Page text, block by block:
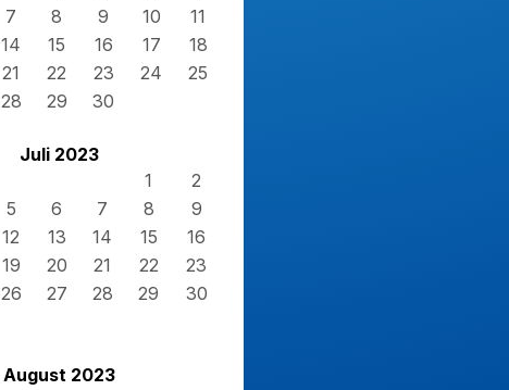
7 8 9 10
11
14 15 16 17
18
21 22 23 24
25
28 29 30
Juli 2023
1
2
5 6 7 8
9
12 13 14 15
16
19 20 21 22
23
26 27 28 29
30
August 2023